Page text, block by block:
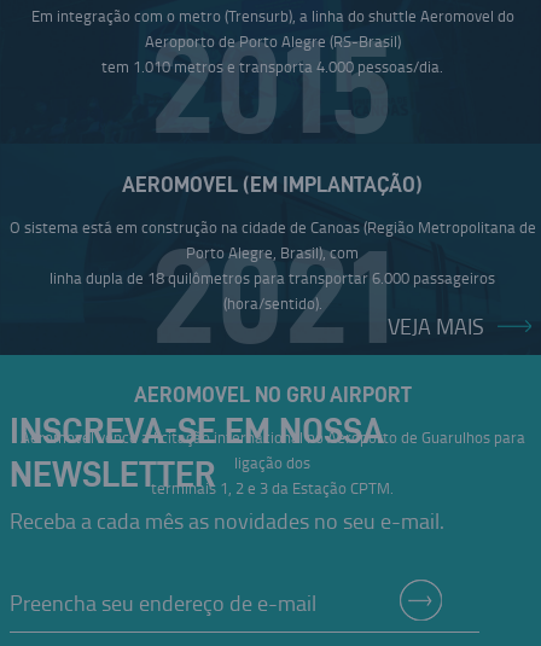
Em integração com o metro (Trensurb), a linha do shuttle Aeromovel do
Aeroporto de Porto Alegre (RS-Brasil)
tem 1.010 metros e transporta 4.000 pessoas/dia.
2015
AEROMOVEL (EM IMPLANTAÇÃO)
O sistema está em construção na cidade de Canoas (Região Metropolitana de
Porto Alegre, Brasil), com
linha dupla de 18 quilômetros para transportar 6.000 passageiros
(hora/sentido).
2021
AEROMOVEL NO GRU AIRPORT
Aeromovel vence a licitação internacional no Aeroporto de Guarulhos para
ligação dos
terminais 1, 2 e 3 da Estação CPTM.
VEJA MAIS
INSCREVA-SE EM NOSSA
NEWSLETTER
Receba a cada mês as novidades no seu e-mail.